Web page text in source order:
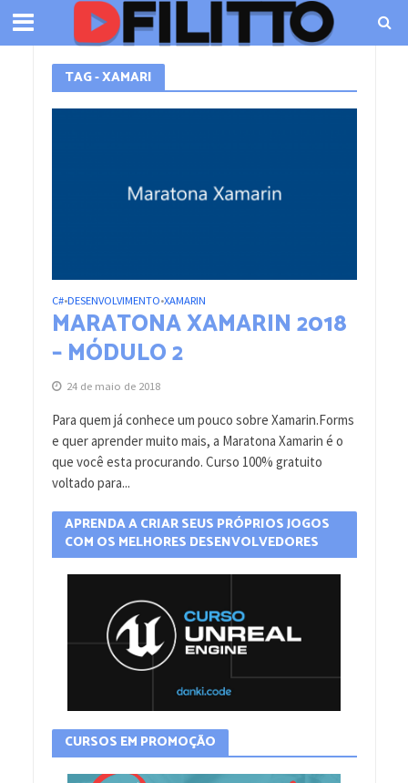
TAG - XAMARI
C#•DESENVOLVIMENTO•XAMARIN
MARATONA XAMARIN 2018
– MÓDULO 2
24 de maio de 2018
Para quem já conhece um pouco sobre Xamarin.Forms
e quer aprender muito mais, a Maratona Xamarin é o
que você esta procurando. Curso 100% gratuito
voltado para...
APRENDA A CRIAR SEUS PRÓPRIOS JOGOS
COM OS MELHORES DESENVOLVEDORES
CURSOS EM PROMOÇÃO